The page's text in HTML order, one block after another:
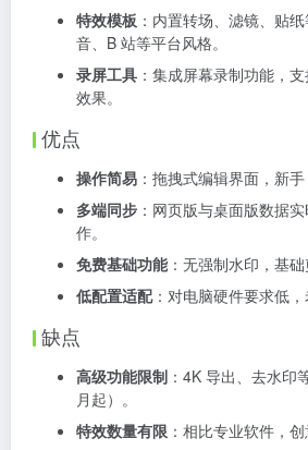
特效模板 ：内置转场、滤镜、贴
音、B 站等平台风格。
录屏工具 ：集成屏幕录制功能，
效果。
优点
操作简易 ：拖拽式编辑界面，新
多端同步 ：网页版与桌面版数据
作。
免费基础功能：无强制水印，基础
低配置适配：对电脑硬件要求低，
缺点
高级功能限制 ：4K 导出、去水印
月起）。
特效数量有限 ：相比专业软件，